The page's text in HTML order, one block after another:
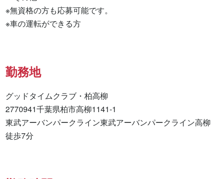
※無資格の方も応募可能です。
※車の運転ができる方
勤務地
グッドタイムクラブ・柏高柳
2770941千葉県柏市高柳1141-1
東武アーバンパークライン東武アーバンパークライン高柳
徒歩7分